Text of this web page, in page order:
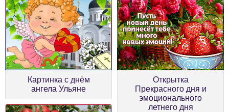
Картинка с днём
ангела Ульяне
Открытка
Прекрасного дня и
эмоционального
летнего дня